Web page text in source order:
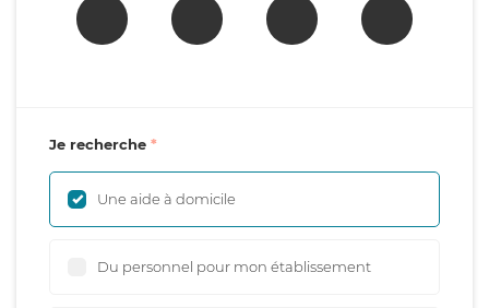
Je recherche
Une aide à domicile
Du personnel pour mon établissement